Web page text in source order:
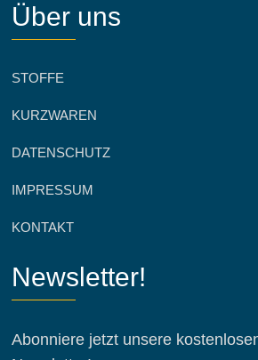
Über uns
STOFFE
KURZWAREN
DATENSCHUTZ
IMPRESSUM
KONTAKT
Newsletter!
Abonniere jetzt unsere